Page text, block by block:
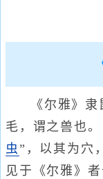
《尔雅》
毛，谓之兽也
虫”，以其为穴
见于《尔雅》